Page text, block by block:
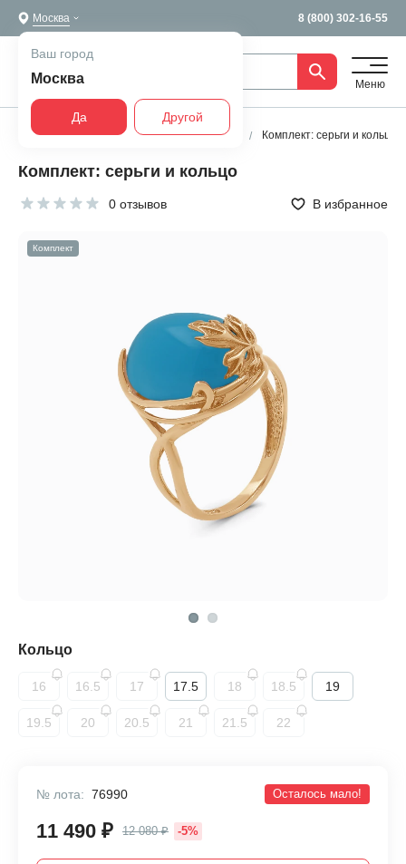
Москва 8 (800) 302-16-55
Ваш город
Москва
Да Другой
Меню
Главная Все украшения Комплекты Комплект: серьги и кольцо
Комплект: серьги и кольцо
0 отзывов В избранное
Комплект
Кольцо
16 16.5 17 17.5 18 18.5 19
19.5 20 20.5 21 21.5 22
№ лота: 76990 Осталось мало!
11 490 ₽ 12 080 ₽ -5%